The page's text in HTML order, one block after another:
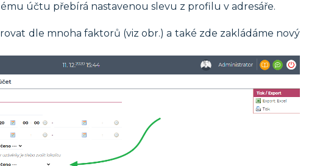
účtu přebírá nastavenou slevu z profilu v adresáře.
dle mnoha faktorů (viz obr.) a také zde zakládáme nový